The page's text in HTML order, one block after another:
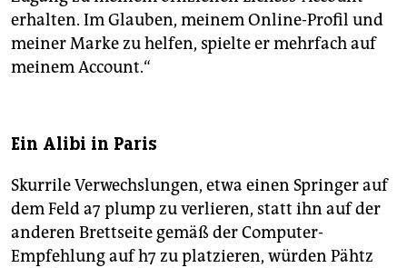
erhalten. Im Glauben, meinem Online-Profil und
meiner Marke zu helfen, spielte er mehrfach auf
meinem Account.“
Ein Alibi in Paris
Skurrile Verwechslungen, etwa einen Springer auf
dem Feld a7 plump zu verlieren, statt ihn auf der
anderen Brettseite gemäß der Computer-
Empfehlung auf h7 zu platzieren, würden Pähtz